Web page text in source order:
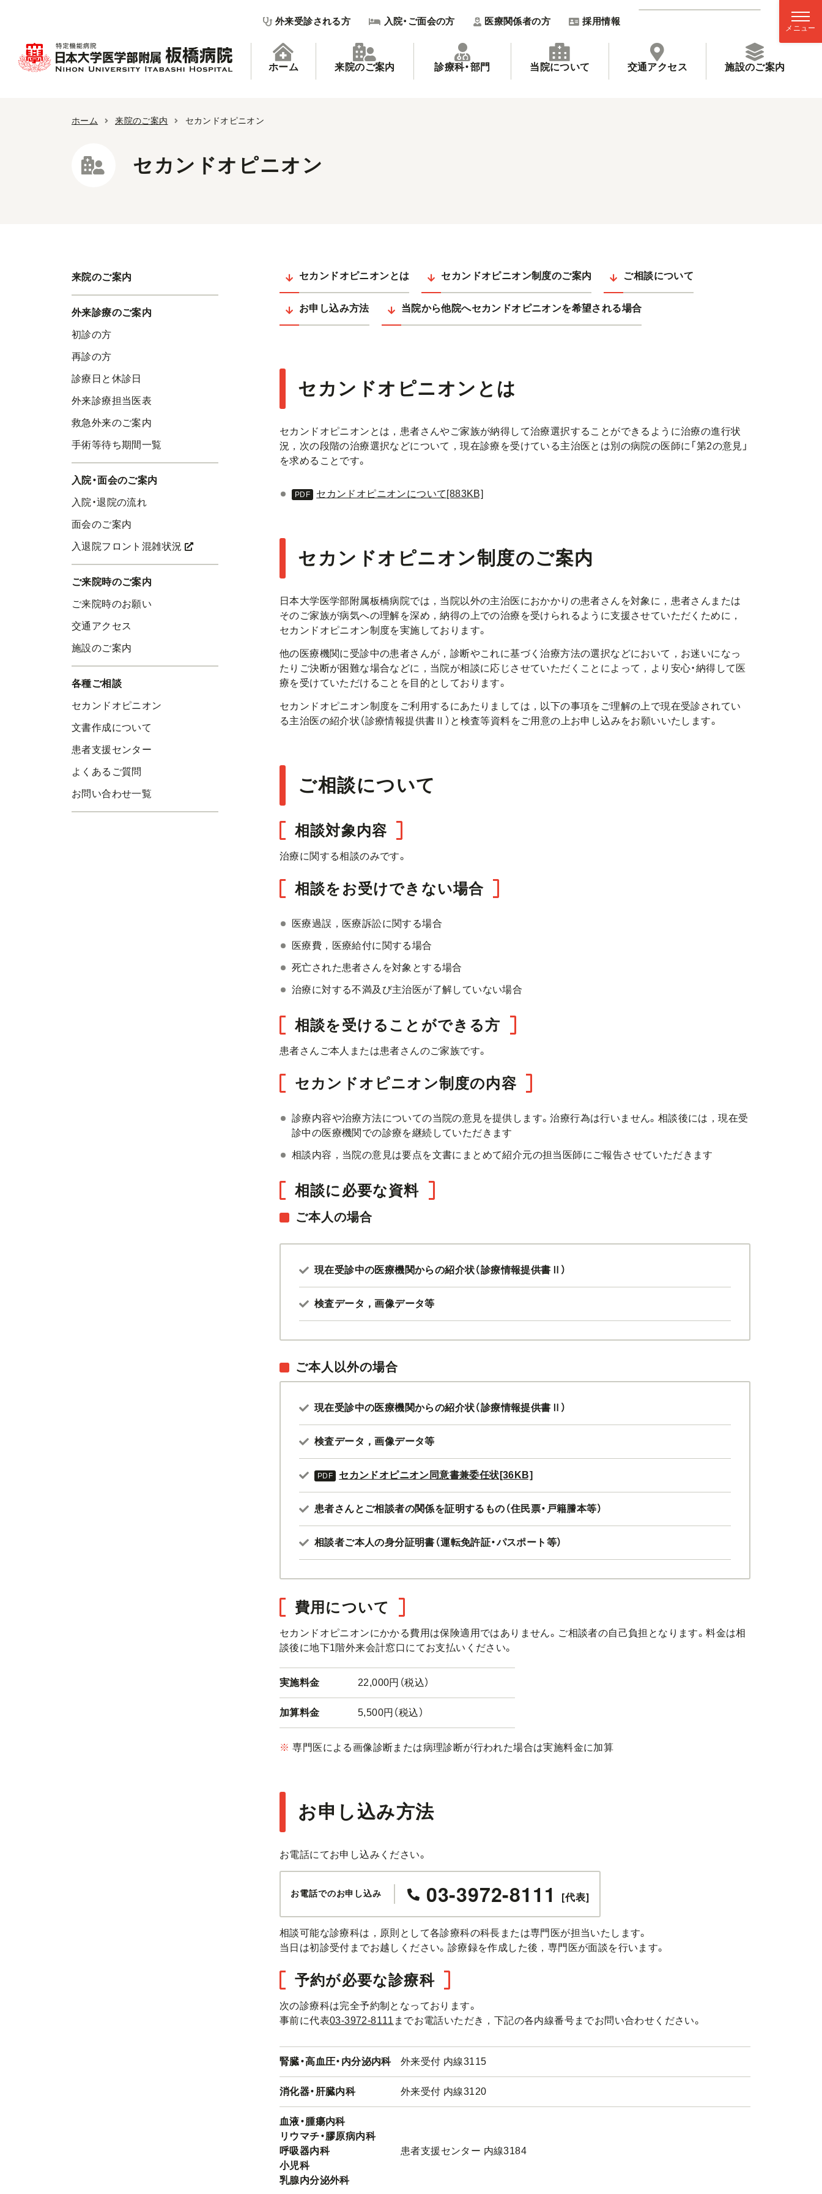
外来受診される方 入院・ご面会の方 医療関係者の方 採用情報
ホーム 来院のご案内 診療科・部門 当院について 交通アクセス 施設のご案内
ホーム 来院のご案内 セカンドオピニオン
セカンドオピニオン
セカンドオピニオンとは セカンドオピニオン制度のご案内 ご相談について
お申し込み方法 当院から他院へセカンドオピニオンを希望される場合
セカンドオピニオンとは
セカンドオピニオンとは，患者さんやご家族が納得して治療選択することができるように治療の進行状
況，次の段階の治療選択などについて，現在診療を受けている主治医とは別の病院の医師に「第2の意見」
を求めることです。
セカンドオピニオンについて[883KB]
セカンドオピニオン制度のご案内
日本大学医学部附属板橋病院では，当院以外の主治医におかかりの患者さんを対象に，患者さんまたは
そのご家族が病気への理解を深め，納得の上での治療を受けられるように支援させていただくために，
セカンドオピニオン制度を実施しております。
他の医療機関に受診中の患者さんが，診断やこれに基づく治療方法の選択などにおいて，お迷いになっ
たりご決断が困難な場合などに，当院が相談に応じさせていただくことによって，より安心・納得して医
療を受けていただけることを目的としております。
セカンドオピニオン制度をご利用するにあたりましては，以下の事項をご理解の上で現在受診されてい
る主治医の紹介状（診療情報提供書Ⅱ）と検査等資料をご用意の上お申し込みをお願いいたします。
ご相談について
相談対象内容
治療に関する相談のみです。
相談をお受けできない場合
医療過誤，医療訴訟に関する場合
医療費，医療給付に関する場合
死亡された患者さんを対象とする場合
治療に対する不満及び主治医が了解していない場合
相談を受けることができる方
患者さんご本人または患者さんのご家族です。
セカンドオピニオン制度の内容
診療内容や治療方法についての当院の意見を提供します。治療行為は行いません。相談後には，現在受
診中の医療機関での診療を継続していただきます
相談内容，当院の意見は要点を文書にまとめて紹介元の担当医師にご報告させていただきます
相談に必要な資料
ご本人の場合
現在受診中の医療機関からの紹介状（診療情報提供書Ⅱ）
検査データ，画像データ等
ご本人以外の場合
現在受診中の医療機関からの紹介状（診療情報提供書Ⅱ）
検査データ，画像データ等
セカンドオピニオン同意書兼委任状[36KB]
患者さんとご相談者の関係を証明するもの（住民票・戸籍謄本等）
相談者ご本人の身分証明書（運転免許証・パスポート等）
費用について
セカンドオピニオンにかかる費用は保険適用ではありません。ご相談者の自己負担となります。料金は相
談後に地下1階外来会計窓口にてお支払いください。
実施料金 22,000円（税込）
加算料金 5,500円（税込）
※ 専門医による画像診断または病理診断が行われた場合は実施料金に加算
お申し込み方法
お電話にてお申し込みください。
お電話でのお申し込み 03-3972-8111 [代表]
相談可能な診療科は，原則として各診療科の科長または専門医が担当いたします。
当日は初診受付までお越しください。診療録を作成した後，専門医が面談を行います。
予約が必要な診療科
次の診療科は完全予約制となっております。
事前に代表03-3972-8111 までお電話いただき，下記の各内線番号までお問い合わせください。
腎臓・高血圧・内分泌内科 外来受付 内線3115
消化器・肝臓内科 外来受付 内線3120
血液・腫瘍内科
リウマチ・膠原病内科
呼吸器内科
小児科
乳腺内分泌外科
患者支援センター 内線3184
来院のご案内
外来診療のご案内
初診の方
再診の方
診療日と休診日
外来診療担当医表
救急外来のご案内
手術等待ち期間一覧
入院・面会のご案内
入院・退院の流れ
面会のご案内
入退院フロント混雑状況
ご来院時のご案内
ご来院時のお願い
交通アクセス
施設のご案内
各種ご相談
セカンドオピニオン
文書作成について
患者支援センター
よくあるご質問
お問い合わせ一覧